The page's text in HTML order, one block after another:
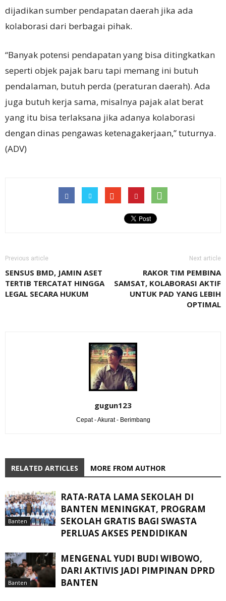
dijadikan sumber pendapatan daerah jika ada
kolaborasi dari berbagai pihak.
“Banyak potensi pendapatan yang bisa ditingkatkan
seperti objek pajak baru tapi memang ini butuh
pendalaman, butuh perda (peraturan daerah). Ada
juga butuh kerja sama, misalnya pajak alat berat
yang itu bisa terlaksana jika adanya kolaborasi
dengan dinas pengawas ketenagakerjaan,” tuturnya.
(ADV)
Previous article
SENSUS BMD, JAMIN ASET
TERTIB TERCATAT HINGGA
LEGAL SECARA HUKUM
Next article
RAKOR TIM PEMBINA
SAMSAT, KOLABORASI AKTIF
UNTUK PAD YANG LEBIH
OPTIMAL
gugun123
Cepat - Akurat - Berimbang
RELATED ARTICLES MORE FROM AUTHOR
Banten
RATA-RATA LAMA SEKOLAH DI
BANTEN MENINGKAT, ‎PROGRAM
SEKOLAH GRATIS BAGI SWASTA
PERLUAS AKSES PENDIDIKAN ‎ ‎
Banten
MENGENAL YUDI BUDI WIBOWO,
DARI AKTIVIS JADI PIMPINAN DPRD
BANTEN